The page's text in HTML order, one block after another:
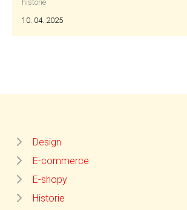
historie
10. 04. 2025
Design
E-commerce
E-shopy
Historie